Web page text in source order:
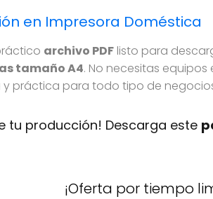
en Impresora Doméstica
archivo PDF listo para
tamaño A4. No necesitas
y práctica para todo tipo de
tu producción! Descarga este
¡Oferta por tiempo